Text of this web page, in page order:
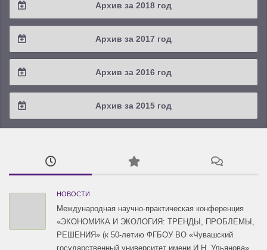
2021 / #1
2020 / #1
2019 / #3
2019 / #1
Архив за 2018 год
2018 / #4
2018 / #3
2018 / #1
Архив за 2017 год
2017 / #4
2017 / #3
Архив за 2016 год
2016 / #4
2016 / #3
Архив за 2015 год
2015 / #3
2015 / #2
НОВОСТИ
Международная научно-практическая конференция
«ЭКОНОМИКА И ЭКОЛОГИЯ: ТРЕНДЫ, ПРОБЛЕМЫ,
РЕШЕНИЯ» (к 50-летию ФГБОУ ВО «Чувашский
государственный университет имени И.Н. Ульянова»